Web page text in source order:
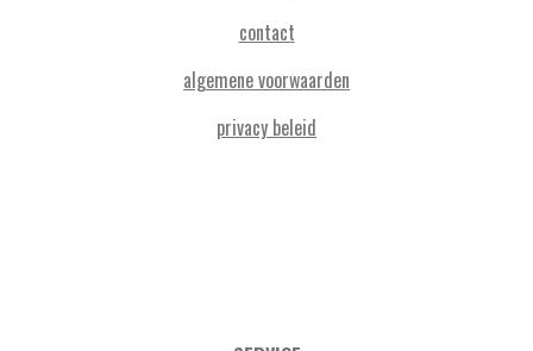
contact
algemene voorwaarden
privacy beleid